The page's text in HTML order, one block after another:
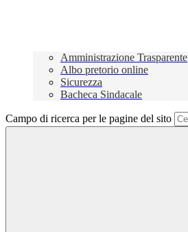
Amministrazione Trasparente
Albo pretorio online
Sicurezza
Bacheca Sindacale
Campo di ricerca per le pagine del sito